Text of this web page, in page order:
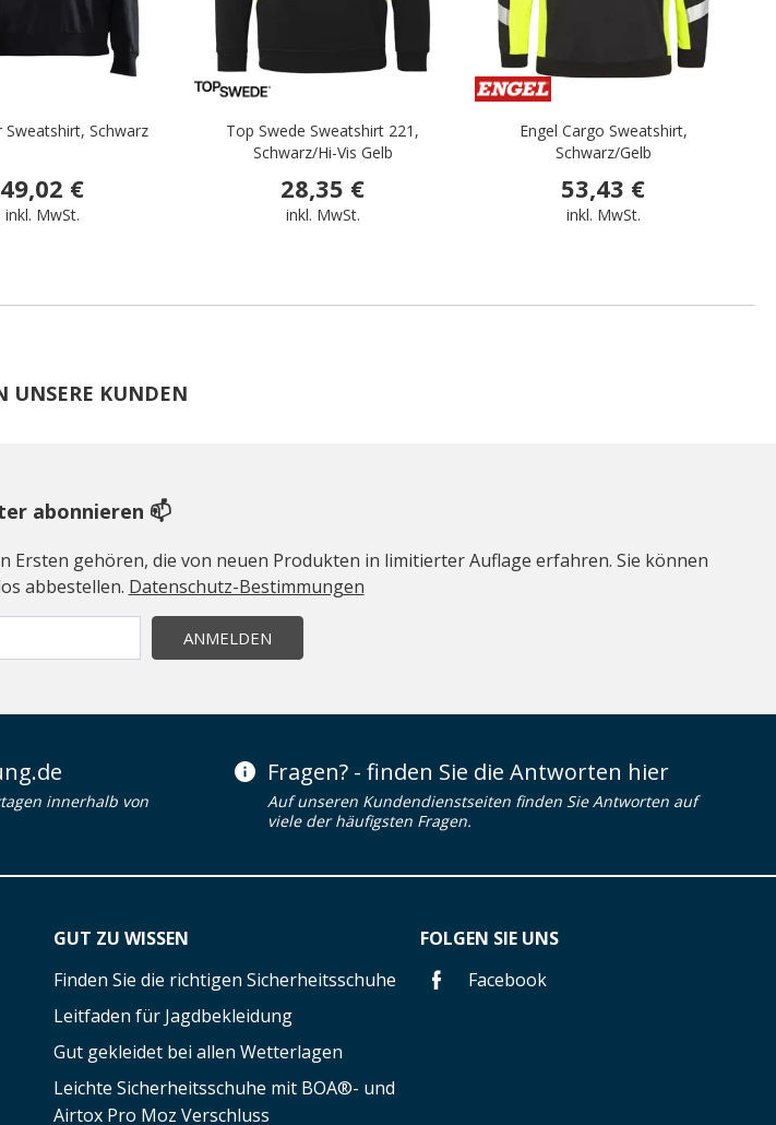
Sweatshirt, Schwarz
49,02 €
inkl. MwSt.
Top Swede Sweatshirt 221,
Schwarz/Hi-Vis Gelb
28,35 €
inkl. MwSt.
Engel Cargo Sweatshirt,
Schwarz/Gelb
53,43 €
inkl. MwSt.
UNSERE KUNDEN
abonnieren 📫
gehören, die von neuen Produkten in limitierter Auflage erfahren. Sie können
abbestellen. Datenschutz-Bestimmungen
ANMELDEN
innerhalb von
Fragen? - finden Sie die Antworten hier
Auf unseren Kundendienstseiten finden Sie Antworten auf
viele der häufigsten Fragen.
GUT ZU WISSEN
Finden Sie die richtigen Sicherheitsschuhe
Leitfaden für Jagdbekleidung
Gut gekleidet bei allen Wetterlagen
Leichte Sicherheitsschuhe mit BOA®- und
Airtox Pro Moz Verschluss
FOLGEN SIE UNS
Facebook